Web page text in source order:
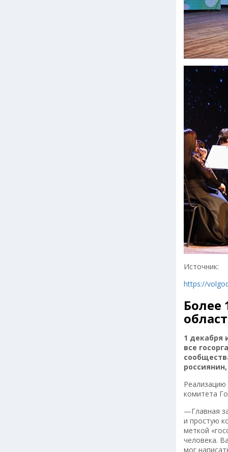
Источник:
https://
Более
1 декабря
все
Реализацию
комитета
—Главная
и простую
меткой
человека.
мог